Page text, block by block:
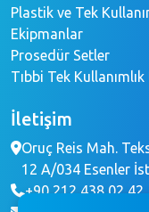
Plastik ve Tek
Ekipmanlar
Prosedür Setler
Tıbbi Tek
İletişim
Oruç Reis Mah.
12 A/034 Esenler
+90 212 438 02 42